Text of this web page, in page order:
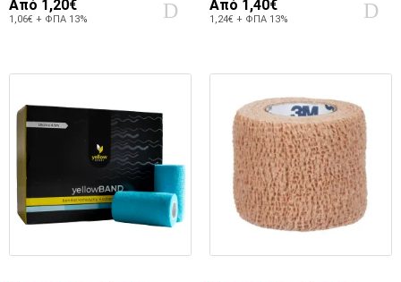
Από 1,20€
1,06€ + ΦΠΑ 13%
Από 1,40€
1,24€ + ΦΠΑ 13%